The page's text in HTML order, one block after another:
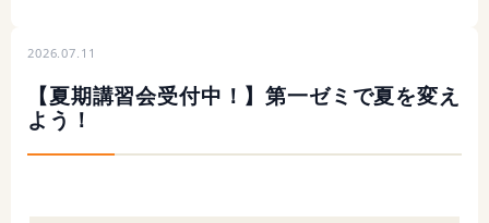
2026.07.11
【夏期講習会受付中！】第一ゼミで夏を変え
よう！